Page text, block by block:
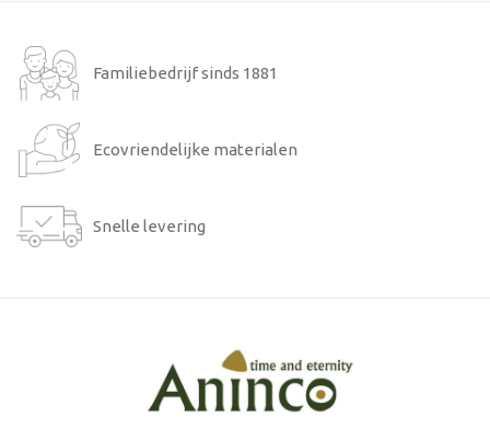
Familiebedrijf sinds 1881
Ecovriendelijke materialen
Snelle levering